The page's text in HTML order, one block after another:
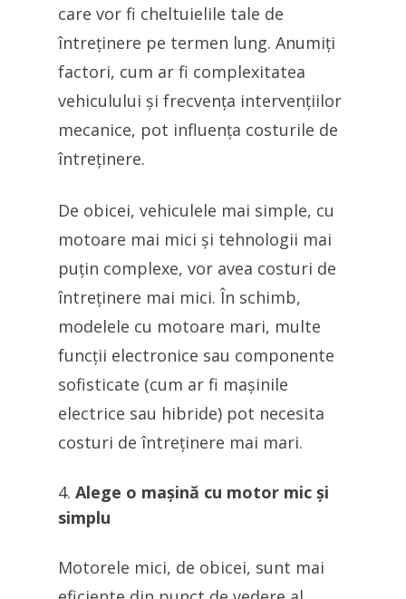
care vor fi cheltuielile tale de
întreținere pe termen lung. Anumiți
factori, cum ar fi complexitatea
vehiculului și frecvența intervențiilor
mecanice, pot influența costurile de
întreținere.
De obicei, vehiculele mai simple, cu
motoare mai mici și tehnologii mai
puțin complexe, vor avea costuri de
întreținere mai mici. În schimb,
modelele cu motoare mari, multe
funcții electronice sau componente
sofisticate (cum ar fi mașinile
electrice sau hibride) pot necesita
costuri de întreținere mai mari.
Alege o mașină cu motor mic și
simplu
Motorele mici, de obicei, sunt mai